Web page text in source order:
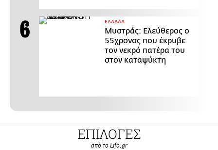
ΕΛΛΑΔΑ
Μυστράς: Ελεύθερος ο
55χρονος που έκρυβε
τον νεκρό πατέρα του
στον καταψύκτη
ΕΠΙΛΟΓΕΣ
από το Lifo.gr